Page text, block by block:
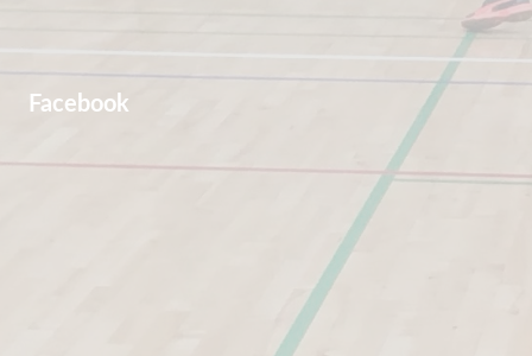
Facebook